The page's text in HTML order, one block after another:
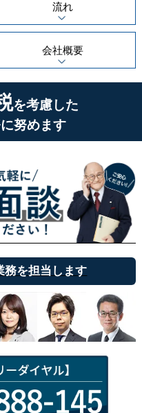
流れ
会社概要
を考慮した
努めます
務を担当します